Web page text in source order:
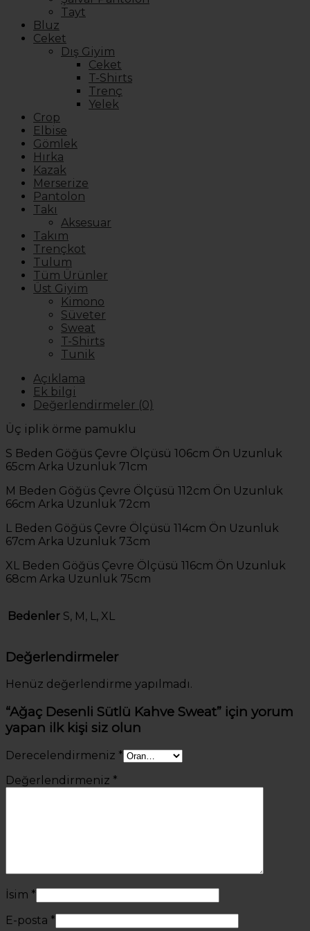
Tayt
Bluz
Ceket
Dış Giyim
Ceket
T-Shirts
Trenç
Yelek
Crop
Elbise
Gömlek
Hırka
Kazak
Merserize
Pantolon
Takı
Aksesuar
Takım
Trençkot
Tulum
Tüm Ürünler
Üst Giyim
Kimono
Süveter
Sweat
T-Shirts
Tunik
Açıklama
Ek bilgi
Değerlendirmeler (0)
Üç iplik örme pamuklu
S Beden Göğüs Çevre Ölçüsü 106cm Ön Uzunluk
65cm Arka Uzunluk 71cm
M Beden Göğüs Çevre Ölçüsü 112cm Ön Uzunluk
66cm Arka Uzunluk 72cm
L Beden Göğüs Çevre Ölçüsü 114cm Ön Uzunluk
67cm Arka Uzunluk 73cm
XL Beden Göğüs Çevre Ölçüsü 116cm Ön Uzunluk
68cm Arka Uzunluk 75cm
Bedenler S, M, L, XL
Değerlendirmeler
Henüz değerlendirme yapılmadı.
“Ağaç Desenli Sütlü Kahve Sweat” için yorum
yapan ilk kişi siz olun
Derecelendirmeniz *
Değerlendirmeniz *
İsim *
E-posta *